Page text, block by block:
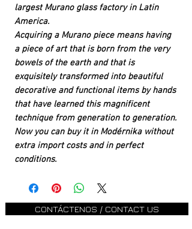
largest Murano glass factory in Latin
America.
Acquiring a Murano piece means having
a piece of art that is born from the very
bowels of the earth and that is
exquisitely transformed into beautiful
decorative and functional items by hands
that have learned this magnificent
technique from generation to generation.
Now you can buy it in Modérnika without
extra import costs and in perfect
conditions.
CONTÁCTENOS / CONTACT US